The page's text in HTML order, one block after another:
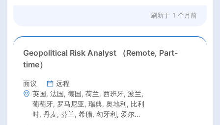
刷新于 1 个月前
Geopolitical Risk Analyst （Remote, Part-
time）
面议
远程
英国, 法国, 德国, 荷兰, 西班牙, 波兰,
葡萄牙, 罗马尼亚, 瑞典, 奥地利, 比利
时, 丹麦, 芬兰, 希腊, 匈牙利, 爱尔兰,